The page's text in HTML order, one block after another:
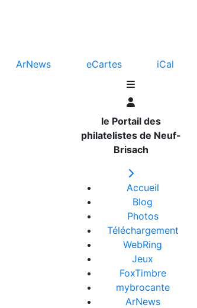
ArNews eCartes iCal
le Portail des
philatelistes de Neuf-
Brisach
Accueil
Blog
Photos
Téléchargement
WebRing
Jeux
FoxTimbre
mybrocante
ArNews